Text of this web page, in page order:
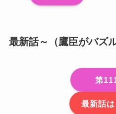
最新話～（鷹臣がバズ
第
最新話